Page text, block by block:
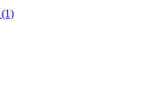
(1)